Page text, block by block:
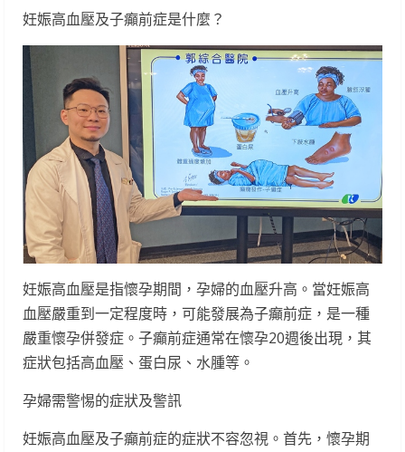
妊娠高血壓及子癲前症是什麼？
妊娠高血壓是指懷孕期間，孕婦的血壓升高。當妊娠高
血壓嚴重到一定程度時，可能發展為子癲前症，是一種
嚴重懷孕併發症。子癲前症通常在懷孕20週後出現，其
症狀包括高血壓、蛋白尿、水腫等。
孕婦需警惕的症狀及警訊
妊娠高血壓及子癲前症的症狀不容忽視。首先，懷孕期